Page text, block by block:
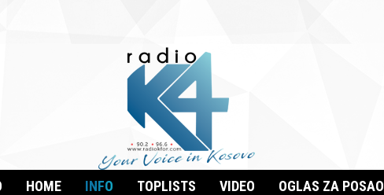
HOME INFO TOPLISTS VIDEO OGLAS ZA POSAO